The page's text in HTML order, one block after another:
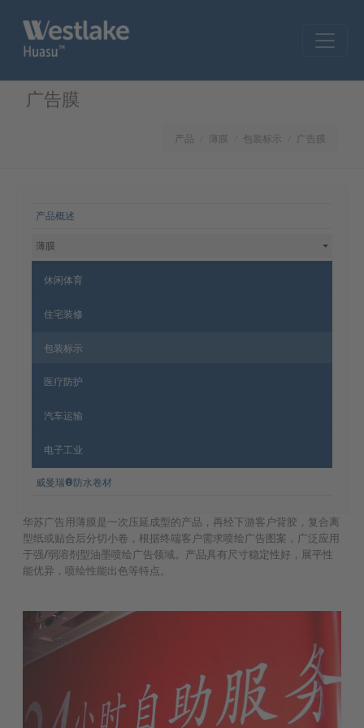
广告膜
产品 薄膜 包装标示 广告膜
产品概述
薄膜
休闲体育
住宅装修
包装标示
医疗防护
汽车运输
电子工业
威曼瑞®防水卷材
华苏广告用薄膜是一次压延成型的产品，再经下游客户背胶，复合离
型纸或贴合后分切小卷，根据终端客户需求喷绘广告图案，广泛应用
于强/弱溶剂型油墨喷绘广告领域。产品具有尺寸稳定性好，展平性
能优异，喷绘性能出色等特点。